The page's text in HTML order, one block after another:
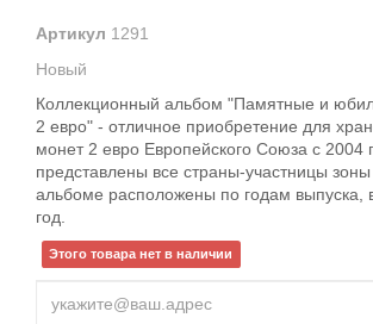
Артикул 1291
Новый
Коллекционный альбом "Памятные и
2 евро" - отличное приобретение для
монет 2 евро Европейского Союза с 2004
представлены все страны-участницы
альбоме расположены по годам выпуска,
год.
Этого товара нет в наличии